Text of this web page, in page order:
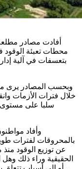
أفادت مصادر
محطات تعبئة الوقود
بتعسفات في آلية
وبحسب المصادر يرى
خلال فترات الأزمات
سلبا على
وأفاد
بالمحروقات لفترات
عن توزيع الوقود
الحقيقية وراء ذلك